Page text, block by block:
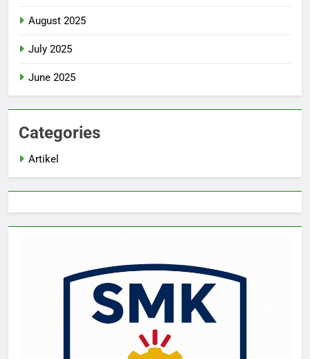
August 2025
July 2025
June 2025
Categories
Artikel